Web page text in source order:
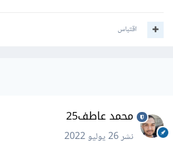
اقتباس
محمد عاطف25
نشر26 يوليو 2022